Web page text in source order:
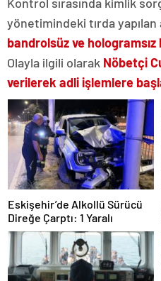
yönetimindeki tırda yapılan
bandrolsüz ve
Olayla ilgili olarak Nöbetçi
verilerek adli işlemlere
Eskişehir’de Alkollü Sürücü
Direğe Çarptı: 1 Yaralı